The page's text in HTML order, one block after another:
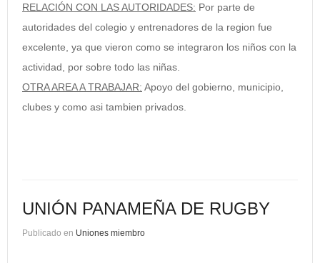
RELACIÓN CON LAS AUTORIDADES: Por parte de
autoridades del colegio y entrenadores de la region fue
excelente, ya que vieron como se integraron los niños con la
actividad, por sobre todo las niñas.
OTRA AREA A TRABAJAR: Apoyo del gobierno, municipio,
clubes y como asi tambien privados.
UNIÓN PANAMEÑA DE RUGBY
Publicado en Uniones miembro